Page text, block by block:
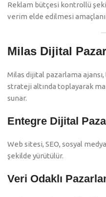
Reklam bütçesi kontrollü
verim elde edilmesi
Milas Dijital
Milas dijital pazarlama
strateji altında toplayarak
sunar.
Entegre Dijital
Web sitesi, SEO, sosyal
şekilde yürütülür.
Veri Odaklı